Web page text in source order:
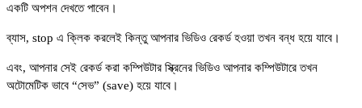
একটি অপশন দেখতে পাবেন।
ব্যাস, stop এ ক্লিক করলেই কিন্তু আপনার ভিডিও রেকর্ড হওয়া তখন বন্ধ হয়ে যাবে।
এবং, আপনার সেই রেকর্ড করা কম্পিউটার স্ক্রিনের ভিডিও আপনার কম্পিউটারে তখন
অটোমেটিক ভাবে “সেভ” (save) হয়ে যাবে।